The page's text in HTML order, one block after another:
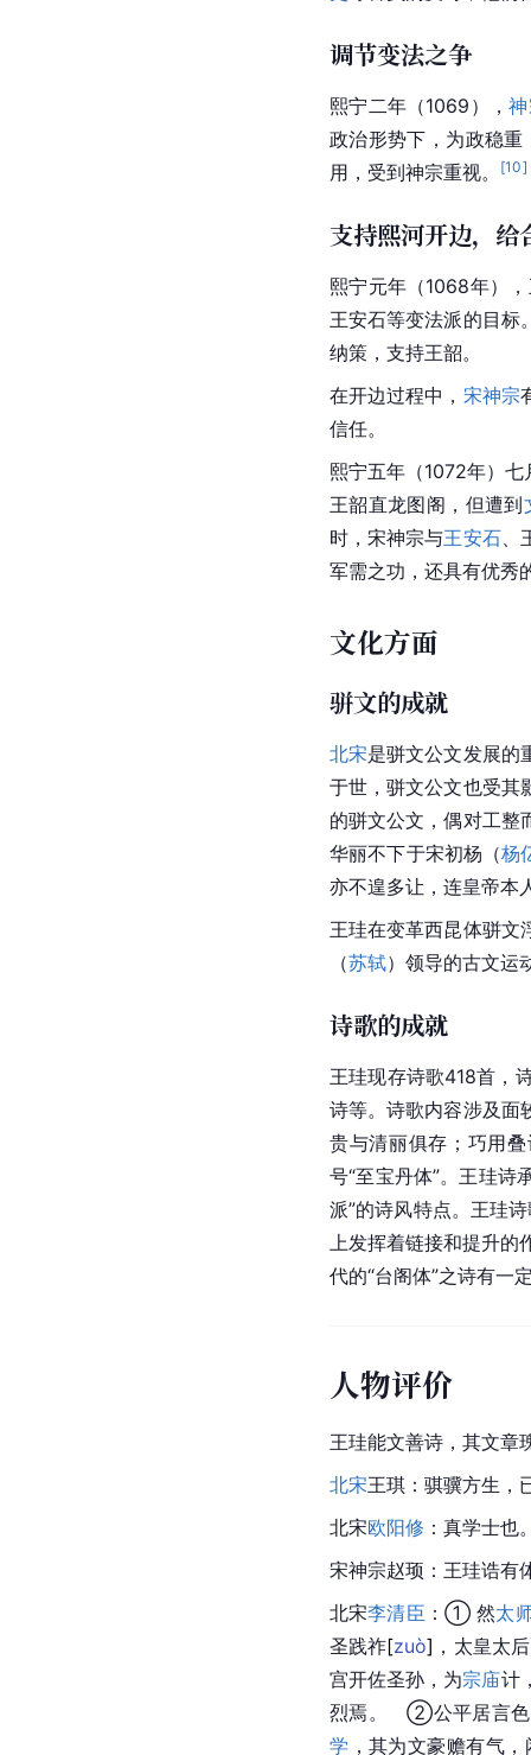
调节变法之争
熙宁二年（1069），
政治形势下，为政稳
用，受到神宗重视。
[10]
支持熙河开边，给
熙宁元年（1068年）
王安石等变法派的目标
纳策，支持王韶。
在开边过程中， 宋神宗
信任。
熙宁五年（1072年）
王韶直龙图阁，但遭到
时，宋神宗与王安石、
军需之功，还具有优秀
文化方面
骈文的成就
北宋是骈文公文发展的
于世，骈文公文也受其
的骈文公文，偶对工整
华丽不下于宋初杨（杨
亦不遑多让，连皇帝本
王珪在变革西昆体骈文
（苏轼）领导的古文运
诗歌的成就
王珪现存诗歌418首，
诗等。诗歌内容涉及面
贵与清丽俱存；巧用
号“至宝丹体”。王珪诗
派”的诗风特点。王珪
上发挥着链接和提升的
代的“台阁体”之诗有一
人物评价
王珪能文善诗，其文章
北宋王琪：骐骥方生，
北宋欧阳修 ：真学士也
宋神宗赵顼 ：王珪诰有
北宋李清臣 ：① 然太
圣践祚[zuò] ，太皇太
宫开佐圣孙，为宗庙计
烈焉。   ②公平居言色
学 ，其为文豪赡有气